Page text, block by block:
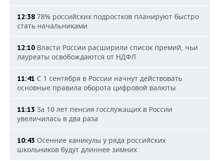
12:38 78% российских подростков планируют быстро
стать начальниками
12:10 Власти России расширили список премий, чьи
лауреаты освобождаются от НДФЛ
11:41 С 1 сентября в России начнут действовать
основные правила оборота цифровой валюты
11:13 За 10 лет пенсия госслужащих в России
увеличилась в два раза
10:43 Осенние каникулы у ряда российских
школьников будут длиннее зимних